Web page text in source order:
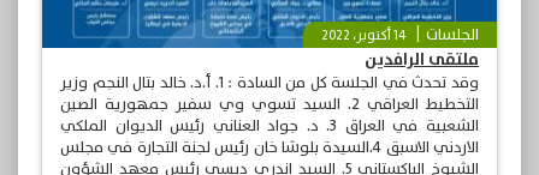
الجلسات 14 أكتوبر، 2022
ملتقى الرافدين
وقد تحدث في الجلسة كل من السادة : 1. أ.د. خالد بتال النجم وزير
التخطيط العراقي 2. السيد تسوي وي سفير جمهورية الصين
الشعبية في العراق 3. د. جواد العناني رئيس الديوان الملكي
الاردني الاسبق 4.السيدة بلوشا خان رئيس لجنة التجارة في مجلس
الشيوخ الباكستاني 5. السيد اندري ديسي رئيس معهد الشؤون